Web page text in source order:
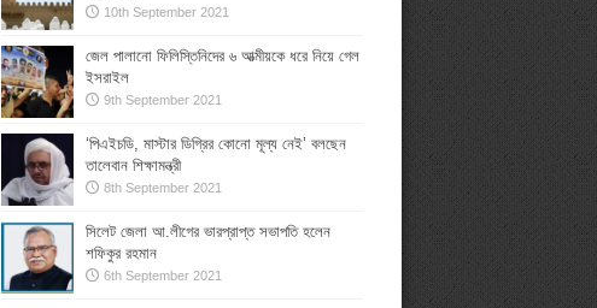
10th September 2021
জেল পালানো ফিলিস্তিনিদের ৬ আত্মীয়কে ধরে নিয়ে গেল
ইসরাইল
9th September 2021
‘পিএইচডি, মাস্টার ডিগ্রির কোনো মূল্য নেই’ বলছেন
তালেবান শিক্ষামন্ত্রী
8th September 2021
সিলেট জেলা আ.লীগের ভারপ্রাপ্ত সভাপতি হলেন
শফিকুর রহমান
6th September 2021